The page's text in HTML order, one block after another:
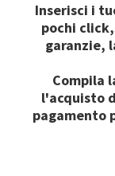
Inserisci i
pochi
garanzie,
Compila
l'acquisto
pagamento